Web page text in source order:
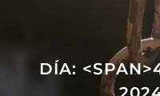
DÍA: